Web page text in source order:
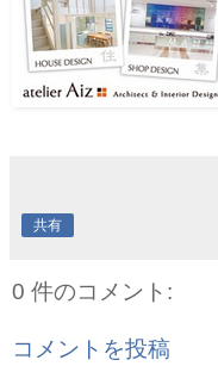
共有
0 件のコメント:
コメントを投稿